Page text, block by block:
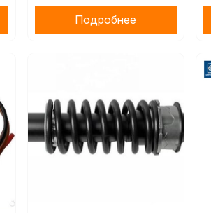
Подробнее